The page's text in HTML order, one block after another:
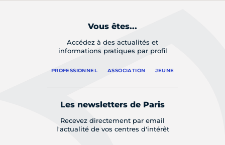
Vous êtes...
Accédez à des actualités et
informations pratiques par profil
PROFESSIONNEL ASSOCIATION JEUNE
Les newsletters de Paris
Recevez directement par email
l'actualité de vos centres d'intérêt